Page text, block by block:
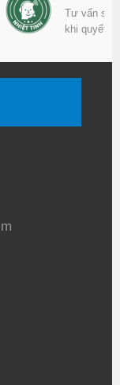
Tư vấn
khi quyết